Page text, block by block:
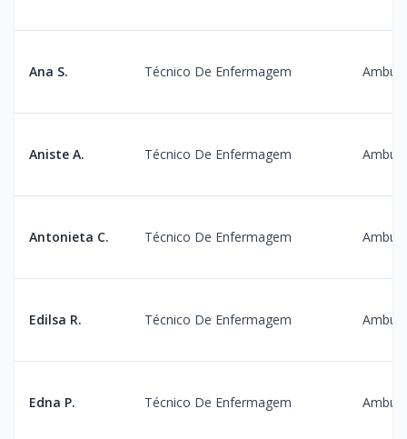
Ana S. Técnico De Enfermagem
Aniste A. Técnico De Enfermagem
Antonieta C. Técnico De Enfermagem
Edilsa R. Técnico De Enfermagem
Edna P. Técnico De Enfermagem